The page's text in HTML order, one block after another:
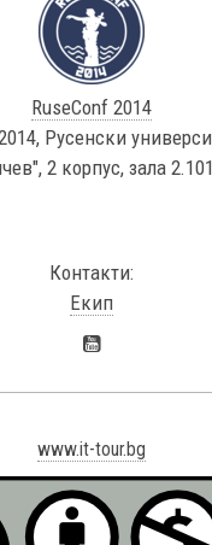
RuseConf 2014
Русенски
2 корпус, зала 2.101
Контакти:
Екип
www.it-tour.bg